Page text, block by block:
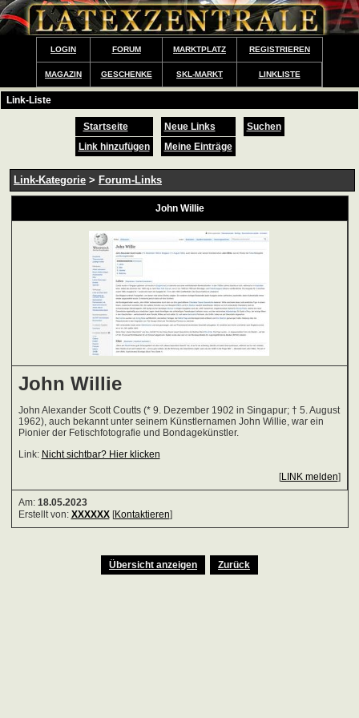
LOGIN FORUM MARKTPLATZ REGISTRIEREN
MAGAZIN GESCHENKE SKL-MARKT LINKLISTE
Link-Liste
Startseite Neue Links
Suchen
Link hinzufügen
Meine Einträge
Link-Kategorie > Forum-Links
John Willie
John Willie
John Alexander Scott Coutts (* 9. Dezember 1902 in Singapur; † 5. August
1962), auch bekannt unter seinem Künstlernamen John Willie, war ein
Pionier der Fetisch­fotografie und Bondage­künstler.
Link: Nicht sichtbar? Hier klicken
[LINK melden]
Am: 18.05.2023
Erstellt von: XXXXXX[Kontaktieren]
Übersicht anzeigen Zurück